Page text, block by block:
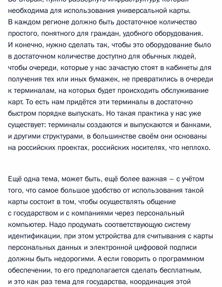
необходима для использования универсальной карты.
В каждом регионе должно быть достаточное количество
простого, понятного для граждан, удобного оборудования.
И конечно, нужно сделать так, чтобы это оборудование было
в достаточном количестве доступно для обычных людей,
чтобы очереди, которые у нас зачастую стоят в кабинеты для
получения тех или иных бумажек, не превратились в очереди
к терминалам, на которых будет происходить обслуживание
карт. То есть нам придётся эти терминалы в достаточно
быстром порядке выпускать. Но такая практика у нас уже
существует: терминалы создаются и выпускаются и банками,
и другими структурами, в большинстве своём они основаны
на российских проектах, российских носителях, что неплохо.
Ещё одна тема, может быть, ещё более важная – с учётом
того, что самое большое удобство от использования такой
карты состоит в том, чтобы осуществлять общение
с государством и с компаниями через персональный
компьютер. Надо продумать соответствующую систему
идентификации, при этом устройства для считывания с карты
персональных данных и электронной цифровой подписи
должны быть недорогими. А если говорить о программном
обеспечении, то его предполагается сделать бесплатным,
и это как раз тема для государства, координация этой